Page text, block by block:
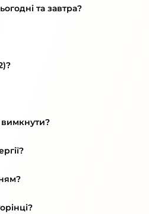
та завтра?
вимкнути?